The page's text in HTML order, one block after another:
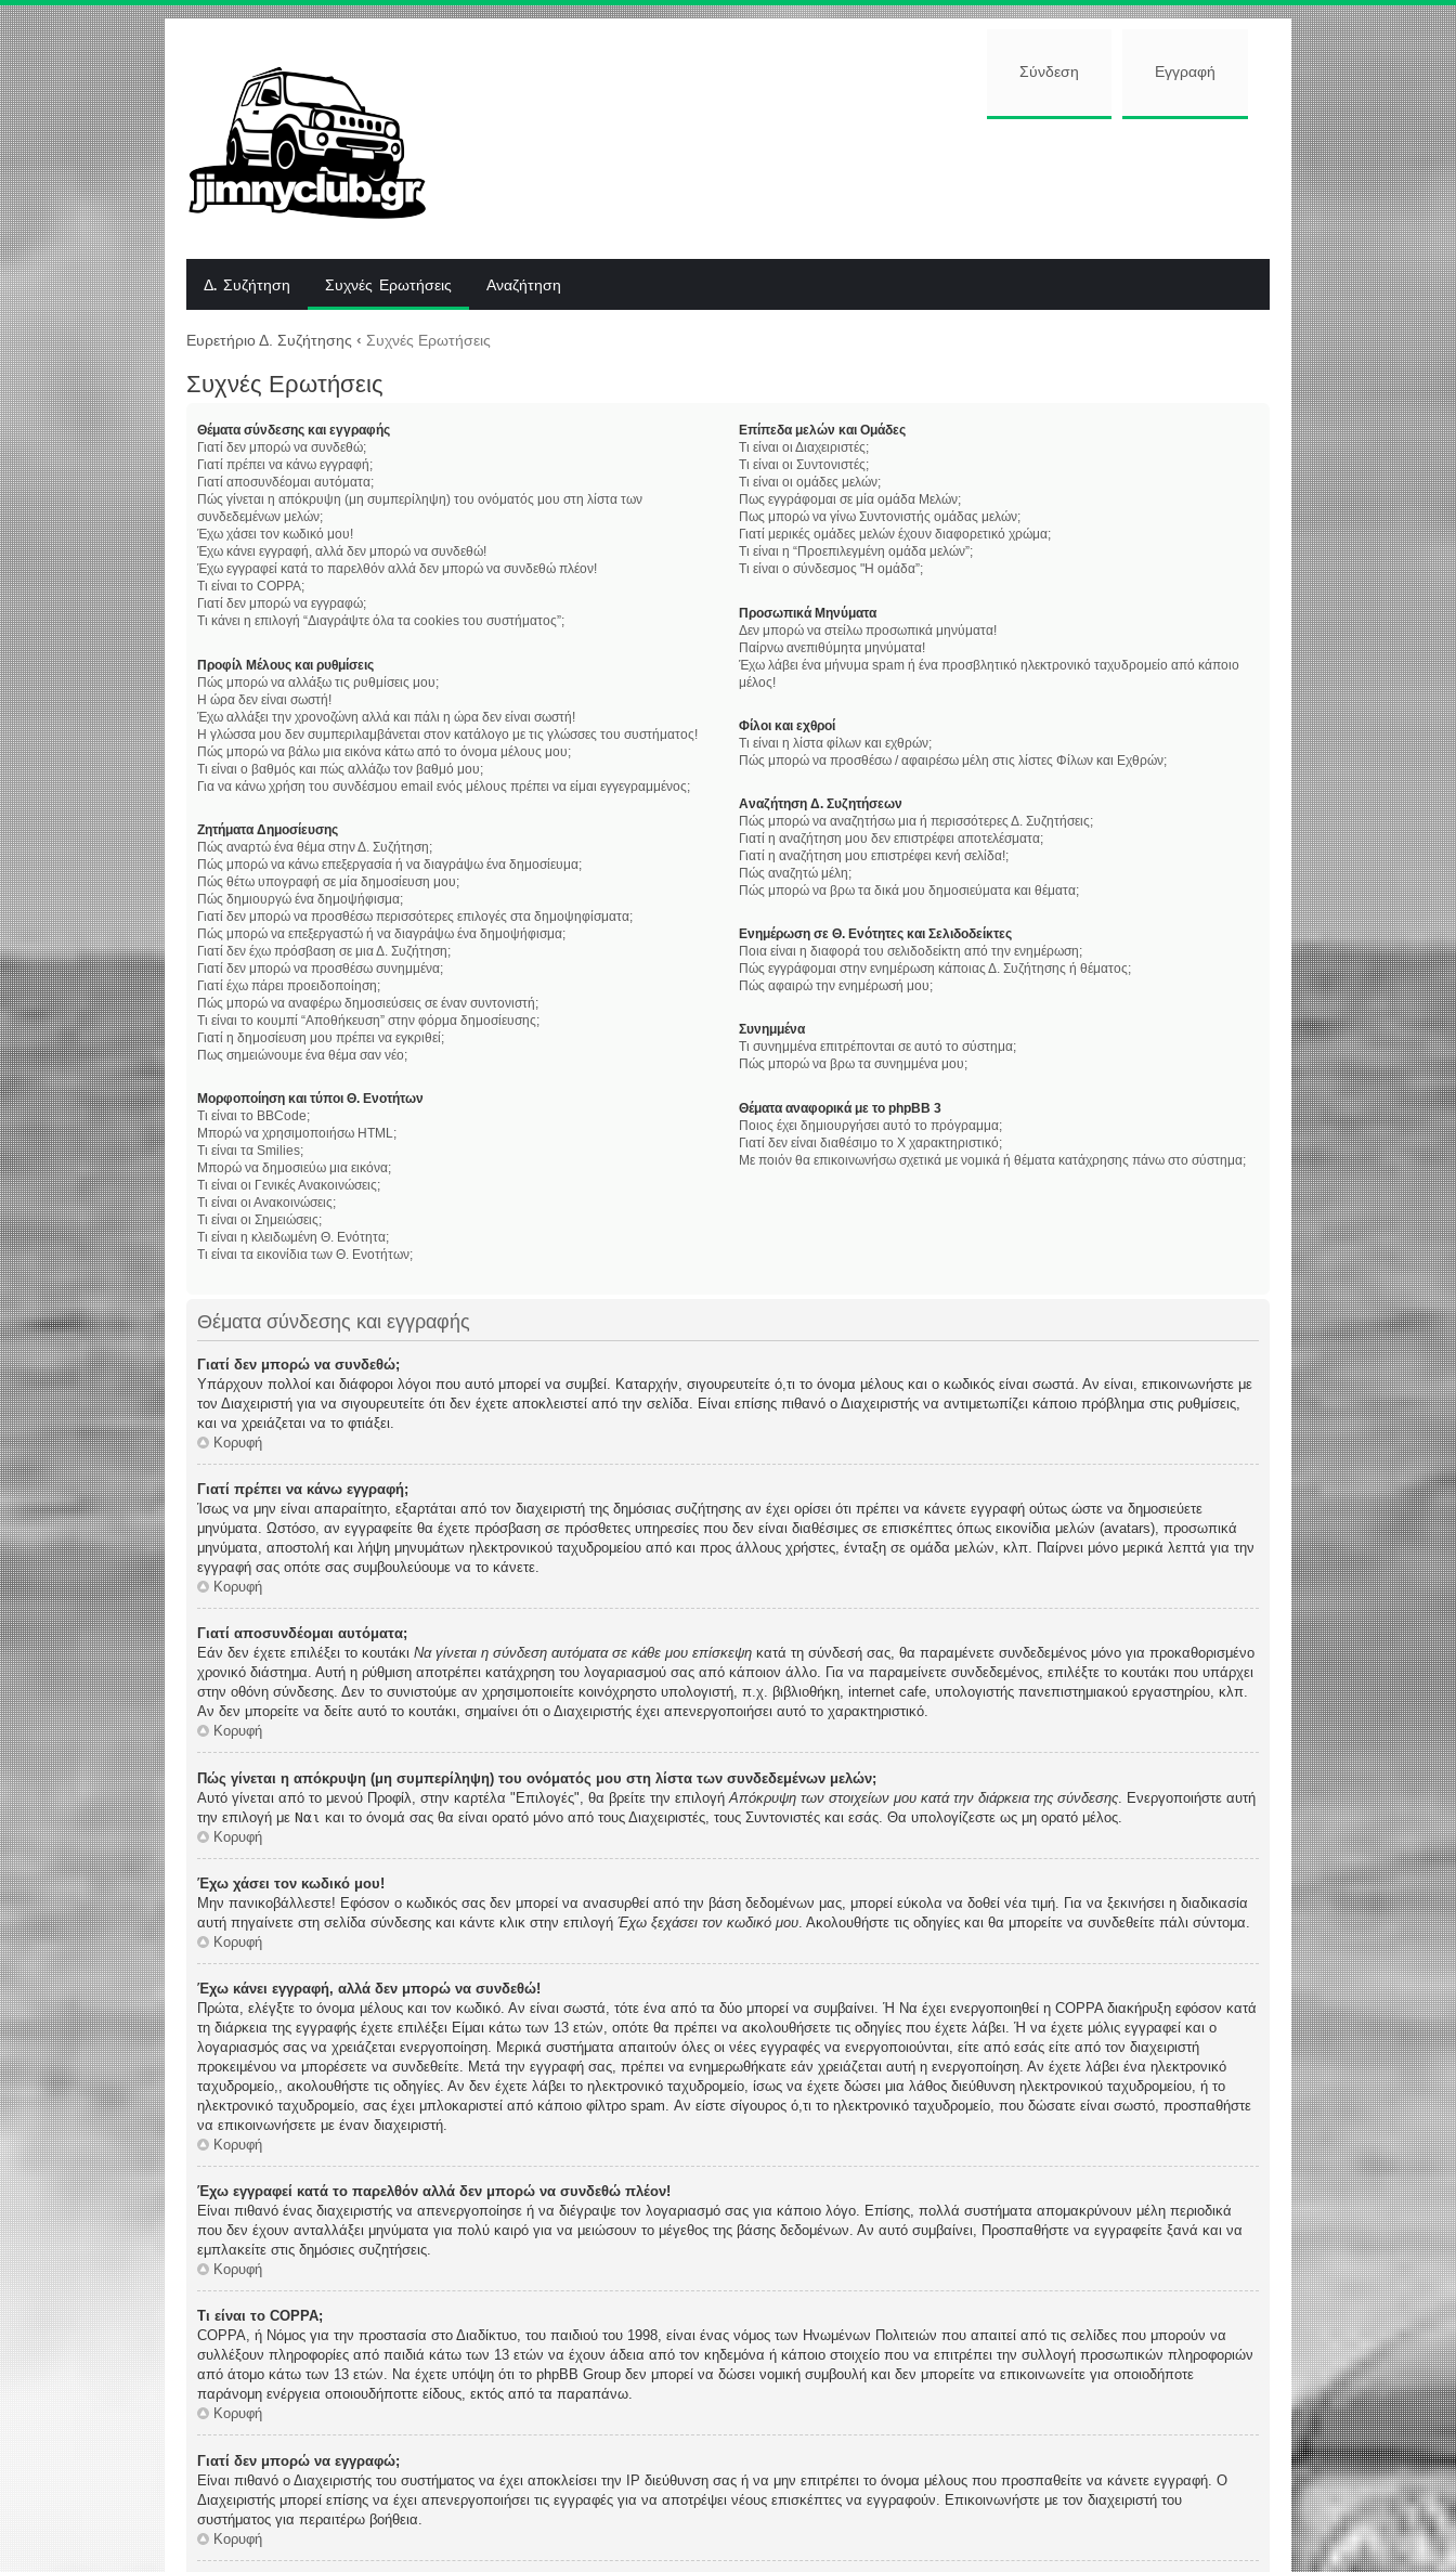
Σύνδεση Εγγραφή
Δ. Συζήτηση Συχνές Ερωτήσεις Αναζήτηση
Ευρετήριο Δ. Συζήτησης ‹ Συχνές Ερωτήσεις
Συχνές Ερωτήσεις
Θέματα σύνδεσης και εγγραφής
Γιατί δεν μπορώ να συνδεθώ;
Γιατί πρέπει να κάνω εγγραφή;
Γιατί αποσυνδέομαι αυτόματα;
Πώς γίνεται η απόκρυψη (μη συμπερίληψη) του ονόματός μου στη λίστα των
συνδεδεμένων μελών;
Έχω χάσει τον κωδικό μου!
Έχω κάνει εγγραφή, αλλά δεν μπορώ να συνδεθώ!
Έχω εγγραφεί κατά το παρελθόν αλλά δεν μπορώ να συνδεθώ πλέον!
Τι είναι το COPPA;
Γιατί δεν μπορώ να εγγραφώ;
Τι κάνει η επιλογή “Διαγράψτε όλα τα cookies του συστήματος”;
Προφίλ Μέλους και ρυθμίσεις
Πώς μπορώ να αλλάξω τις ρυθμίσεις μου;
Η ώρα δεν είναι σωστή!
Έχω αλλάξει την χρονοζώνη αλλά και πάλι η ώρα δεν είναι σωστή!
Η γλώσσα μου δεν συμπεριλαμβάνεται στον κατάλογο με τις γλώσσες του συστήματος!
Πώς μπορώ να βάλω μια εικόνα κάτω από το όνομα μέλους μου;
Τι είναι ο βαθμός και πώς αλλάζω τον βαθμό μου;
Για να κάνω χρήση του συνδέσμου email ενός μέλους πρέπει να είμαι εγγεγραμμένος;
Ζητήματα Δημοσίευσης
Πώς αναρτώ ένα θέμα στην Δ. Συζήτηση;
Πώς μπορώ να κάνω επεξεργασία ή να διαγράψω ένα δημοσίευμα;
Πώς θέτω υπογραφή σε μία δημοσίευση μου;
Πώς δημιουργώ ένα δημοψήφισμα;
Γιατί δεν μπορώ να προσθέσω περισσότερες επιλογές στα δημοψηφίσματα;
Πώς μπορώ να επεξεργαστώ ή να διαγράψω ένα δημοψήφισμα;
Γιατί δεν έχω πρόσβαση σε μια Δ. Συζήτηση;
Γιατί δεν μπορώ να προσθέσω συνημμένα;
Γιατί έχω πάρει προειδοποίηση;
Πώς μπορώ να αναφέρω δημοσιεύσεις σε έναν συντονιστή;
Τι είναι το κουμπί “Αποθήκευση” στην φόρμα δημοσίευσης;
Γιατί η δημοσίευση μου πρέπει να εγκριθεί;
Πως σημειώνουμε ένα θέμα σαν νέο;
Μορφοποίηση και τύποι Θ. Ενοτήτων
Τι είναι το BBCode;
Μπορώ να χρησιμοποιήσω HTML;
Τι είναι τα Smilies;
Μπορώ να δημοσιεύω μια εικόνα;
Τι είναι οι Γενικές Ανακοινώσεις;
Τι είναι οι Ανακοινώσεις;
Τι είναι οι Σημειώσεις;
Τι είναι η κλειδωμένη Θ. Ενότητα;
Τι είναι τα εικονίδια των Θ. Ενοτήτων;
Επίπεδα μελών και Ομάδες
Τι είναι οι Διαχειριστές;
Τι είναι οι Συντονιστές;
Τι είναι οι ομάδες μελών;
Πως εγγράφομαι σε μία ομάδα Μελών;
Πως μπορώ να γίνω Συντονιστής ομάδας μελών;
Γιατί μερικές ομάδες μελών έχουν διαφορετικό χρώμα;
Τι είναι η “Προεπιλεγμένη ομάδα μελών”;
Τι είναι ο σύνδεσμος "Η ομάδα”;
Προσωπικά Μηνύματα
Δεν μπορώ να στείλω προσωπικά μηνύματα!
Παίρνω ανεπιθύμητα μηνύματα!
Έχω λάβει ένα μήνυμα spam ή ένα προσβλητικό ηλεκτρονικό ταχυδρομείο από κάποιο
μέλος!
Φίλοι και εχθροί
Τι είναι η λίστα φίλων και εχθρών;
Πώς μπορώ να προσθέσω / αφαιρέσω μέλη στις λίστες Φίλων και Εχθρών;
Αναζήτηση Δ. Συζητήσεων
Πώς μπορώ να αναζητήσω μια ή περισσότερες Δ. Συζητήσεις;
Γιατί η αναζήτηση μου δεν επιστρέφει αποτελέσματα;
Γιατί η αναζήτηση μου επιστρέφει κενή σελίδα!;
Πώς αναζητώ μέλη;
Πώς μπορώ να βρω τα δικά μου δημοσιεύματα και θέματα;
Ενημέρωση σε Θ. Ενότητες και Σελιδοδείκτες
Ποια είναι η διαφορά του σελιδοδείκτη από την ενημέρωση;
Πώς εγγράφομαι στην ενημέρωση κάποιας Δ. Συζήτησης ή θέματος;
Πώς αφαιρώ την ενημέρωσή μου;
Συνημμένα
Τι συνημμένα επιτρέπονται σε αυτό το σύστημα;
Πώς μπορώ να βρω τα συνημμένα μου;
Θέματα αναφορικά με το phpBB 3
Ποιος έχει δημιουργήσει αυτό το πρόγραμμα;
Γιατί δεν είναι διαθέσιμο το Χ χαρακτηριστικό;
Με ποιόν θα επικοινωνήσω σχετικά με νομικά ή θέματα κατάχρησης πάνω στο σύστημα;
Θέματα σύνδεσης και εγγραφής
Γιατί δεν μπορώ να συνδεθώ;
Υπάρχουν πολλοί και διάφοροι λόγοι που αυτό μπορεί να συμβεί. Καταρχήν, σιγουρευτείτε ό,τι το όνομα μέλους και ο κωδικός είναι σωστά. Αν είναι, επικοινωνήστε με
τον Διαχειριστή για να σιγουρευτείτε ότι δεν έχετε αποκλειστεί από την σελίδα. Είναι επίσης πιθανό ο Διαχειριστής να αντιμετωπίζει κάποιο πρόβλημα στις ρυθμίσεις,
και να χρειάζεται να το φτιάξει.
Κορυφή
Γιατί πρέπει να κάνω εγγραφή;
Ίσως να μην είναι απαραίτητο, εξαρτάται από τον διαχειριστή της δημόσιας συζήτησης αν έχει ορίσει ότι πρέπει να κάνετε εγγραφή ούτως ώστε να δημοσιεύετε
μηνύματα. Ωστόσο, αν εγγραφείτε θα έχετε πρόσβαση σε πρόσθετες υπηρεσίες που δεν είναι διαθέσιμες σε επισκέπτες όπως εικονίδια μελών (avatars), προσωπικά
μηνύματα, αποστολή και λήψη μηνυμάτων ηλεκτρονικού ταχυδρομείου από και προς άλλους χρήστες, ένταξη σε ομάδα μελών, κλπ. Παίρνει μόνο μερικά λεπτά για την
εγγραφή σας οπότε σας συμβουλεύουμε να το κάνετε.
Κορυφή
Γιατί αποσυνδέομαι αυτόματα;
Εάν δεν έχετε επιλέξει το κουτάκι Να γίνεται η σύνδεση αυτόματα σε κάθε μου επίσκεψη κατά τη σύνδεσή σας, θα παραμένετε συνδεδεμένος μόνο για προκαθορισμένο
χρονικό διάστημα. Αυτή η ρύθμιση αποτρέπει κατάχρηση του λογαριασμού σας από κάποιον άλλο. Για να παραμείνετε συνδεδεμένος, επιλέξτε το κουτάκι που υπάρχει
στην οθόνη σύνδεσης. Δεν το συνιστούμε αν χρησιμοποιείτε κοινόχρηστο υπολογιστή, π.χ. βιβλιοθήκη, internet cafe, υπολογιστής πανεπιστημιακού εργαστηρίου, κλπ.
Αν δεν μπορείτε να δείτε αυτό το κουτάκι, σημαίνει ότι ο Διαχειριστής έχει απενεργοποιήσει αυτό το χαρακτηριστικό.
Κορυφή
Πώς γίνεται η απόκρυψη (μη συμπερίληψη) του ονόματός μου στη λίστα των συνδεδεμένων μελών;
Αυτό γίνεται από το μενού Προφίλ, στην καρτέλα "Επιλογές", θα βρείτε την επιλογή Απόκρυψη των στοιχείων μου κατά την διάρκεια της σύνδεσης . Ενεργοποιήστε αυτή
την επιλογή με Ναι και το όνομά σας θα είναι ορατό μόνο από τους Διαχειριστές, τους Συντονιστές και εσάς. Θα υπολογίζεστε ως μη ορατό μέλος.
Κορυφή
Έχω χάσει τον κωδικό μου!
Μην πανικοβάλλεστε! Εφόσον ο κωδικός σας δεν μπορεί να ανασυρθεί από την βάση δεδομένων μας, μπορεί εύκολα να δοθεί νέα τιμή. Για να ξεκινήσει η διαδικασία
αυτή πηγαίνετε στη σελίδα σύνδεσης και κάντε κλικ στην επιλογή Έχω ξεχάσει τον κωδικό μου . Ακολουθήστε τις οδηγίες και θα μπορείτε να συνδεθείτε πάλι σύντομα.
Κορυφή
Έχω κάνει εγγραφή, αλλά δεν μπορώ να συνδεθώ!
Πρώτα, ελέγξτε το όνομα μέλους και τον κωδικό. Αν είναι σωστά, τότε ένα από τα δύο μπορεί να συμβαίνει. Ή Να έχει ενεργοποιηθεί η COPPA διακήρυξη εφόσον κατά
τη διάρκεια της εγγραφής έχετε επιλέξει Είμαι κάτω των 13 ετών, οπότε θα πρέπει να ακολουθήσετε τις οδηγίες που έχετε λάβει. Ή να έχετε μόλις εγγραφεί και ο
λογαριασμός σας να χρειάζεται ενεργοποίηση. Μερικά συστήματα απαιτούν όλες οι νέες εγγραφές να ενεργοποιούνται, είτε από εσάς είτε από τον διαχειριστή
προκειμένου να μπορέσετε να συνδεθείτε. Μετά την εγγραφή σας, πρέπει να ενημερωθήκατε εάν χρειάζεται αυτή η ενεργοποίηση. Αν έχετε λάβει ένα ηλεκτρονικό
ταχυδρομείο,, ακολουθήστε τις οδηγίες. Αν δεν έχετε λάβει το ηλεκτρονικό ταχυδρομείο, ίσως να έχετε δώσει μια λάθος διεύθυνση ηλεκτρονικού ταχυδρομείου, ή το
ηλεκτρονικό ταχυδρομείο, σας έχει μπλοκαριστεί από κάποιο φίλτρο spam. Αν είστε σίγουρος ό,τι το ηλεκτρονικό ταχυδρομείο, που δώσατε είναι σωστό, προσπαθήστε
να επικοινωνήσετε με έναν διαχειριστή.
Κορυφή
Έχω εγγραφεί κατά το παρελθόν αλλά δεν μπορώ να συνδεθώ πλέον!
Είναι πιθανό ένας διαχειριστής να απενεργοποίησε ή να διέγραψε τον λογαριασμό σας για κάποιο λόγο. Επίσης, πολλά συστήματα απομακρύνουν μέλη περιοδικά
που δεν έχουν ανταλλάξει μηνύματα για πολύ καιρό για να μειώσουν το μέγεθος της βάσης δεδομένων. Αν αυτό συμβαίνει, Προσπαθήστε να εγγραφείτε ξανά και να
εμπλακείτε στις δημόσιες συζητήσεις.
Κορυφή
Τι είναι το COPPA;
COPPA, ή Νόμος για την προστασία στο Διαδίκτυο, του παιδιού του 1998, είναι ένας νόμος των Ηνωμένων Πολιτειών που απαιτεί από τις σελίδες που μπορούν να
συλλέξουν πληροφορίες από παιδιά κάτω των 13 ετών να έχουν άδεια από τον κηδεμόνα ή κάποιο στοιχείο που να επιτρέπει την συλλογή προσωπικών πληροφοριών
από άτομο κάτω των 13 ετών. Να έχετε υπόψη ότι το phpBB Group δεν μπορεί να δώσει νομική συμβουλή και δεν μπορείτε να επικοινωνείτε για οποιοδήποτε
παράνομη ενέργεια οποιουδήποττε είδους, εκτός από τα παραπάνω.
Κορυφή
Γιατί δεν μπορώ να εγγραφώ;
Είναι πιθανό ο Διαχειριστής του συστήματος να έχει αποκλείσει την IP διεύθυνση σας ή να μην επιτρέπει το όνομα μέλους που προσπαθείτε να κάνετε εγγραφή. Ο
Διαχειριστής μπορεί επίσης να έχει απενεργοποιήσει τις εγγραφές για να αποτρέψει νέους επισκέπτες να εγγραφούν. Επικοινωνήστε με τον διαχειριστή του
συστήματος για περαιτέρω βοήθεια.
Κορυφή